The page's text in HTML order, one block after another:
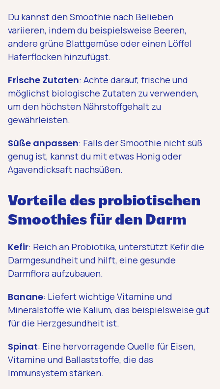
Du kannst den Smoothie nach Belieben
variieren, indem du beispielsweise Beeren,
andere grüne Blattgemüse oder einen Löffel
Haferflocken hinzufügst.
Frische Zutaten: Achte darauf, frische und
möglichst biologische Zutaten zu verwenden,
um den höchsten Nährstoffgehalt zu
gewährleisten.
Süße anpassen: Falls der Smoothie nicht süß
genug ist, kannst du mit etwas Honig oder
Agavendicksaft nachsüßen.
Vorteile des probiotischen
Smoothies für den Darm
Kefir: Reich an Probiotika, unterstützt Kefir die
Darmgesundheit und hilft, eine gesunde
Darmflora aufzubauen.
Banane: Liefert wichtige Vitamine und
Mineralstoffe wie Kalium, das beispielsweise gut
für die Herzgesundheit ist.
Spinat: Eine hervorragende Quelle für Eisen,
Vitamine und Ballaststoffe, die das
Immunsystem stärken.